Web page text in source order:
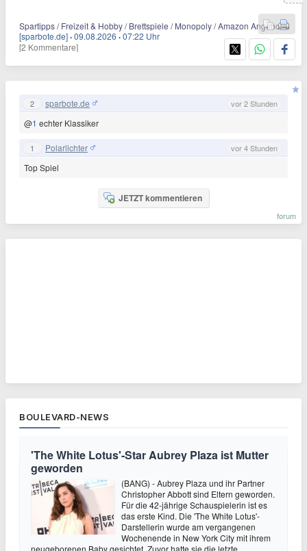
Spartipps / Freizeit & Hobby / Brettspiele / Monopoly / Amazon Angebote
[sparbote.de] ·09.08.2026 ·07:22 Uhr
[2 Kommentare]
2 sparbote.de vor 2 Stunden
@1 echter Klassiker
1 Polarlichter vor 4 Stunden
Top Spiel
JETZT kommentieren
forum
BOULEVARD-NEWS
'The White Lotus'-Star Aubrey Plaza ist Mutter
geworden
(BANG) - Aubrey Plaza und ihr Partner
Christopher Abbott sind Eltern geworden.
Für die 42-jährige Schauspielerin ist es
das erste Kind. Die 'The White Lotus'-
Darstellerin wurde am vergangenen
Wochenende in New York City mit ihrem